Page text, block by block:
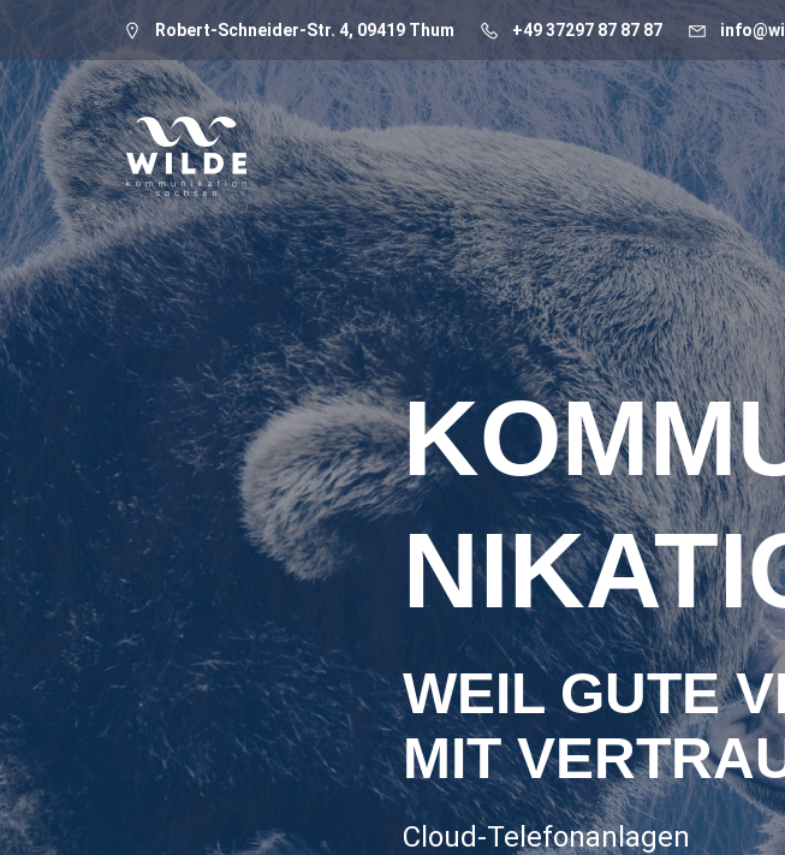
Robert-Schneider-Str. 4, 09419 Thum +49 37297 87 87 87
WEIL GUTE
MIT
Cloud-Telefonanlagen